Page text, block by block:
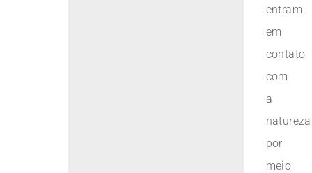
entram
em
contato
com
a
natureza
por
meio